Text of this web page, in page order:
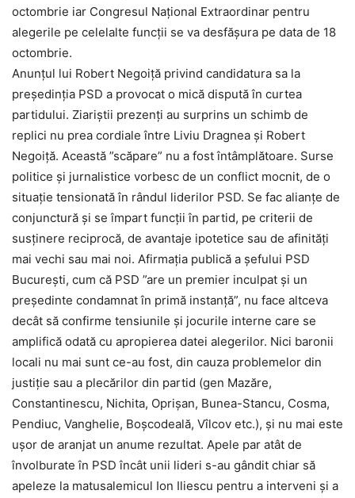
octombrie iar Congresul Național Extraordinar pentru
alegerile pe celelalte funcții se va desfășura pe data de 18
octombrie.
Anunțul lui Robert Negoiță privind candidatura sa la
președinția PSD a provocat o mică dispută în curtea
partidului. Ziariștii prezenți au surprins un schimb de
replici nu prea cordiale între Liviu Dragnea și Robert
Negoiță. Această ”scăpare” nu a fost întâmplătoare. Surse
politice și jurnalistice vorbesc de un conflict mocnit, de o
situație tensionată în rândul liderilor PSD. Se fac alianțe de
conjunctură și se împart funcții în partid, pe criterii de
susținere reciprocă, de avantaje ipotetice sau de afinități
mai vechi sau mai noi. Afirmația publică a șefului PSD
București, cum că PSD ”are un premier inculpat și un
președinte condamnat în primă instanță”, nu face altceva
decât să confirme tensiunile și jocurile interne care se
amplifică odată cu apropierea datei alegerilor. Nici baronii
locali nu mai sunt ce-au fost, din cauza problemelor din
justiție sau a plecărilor din partid (gen Mazăre,
Constantinescu, Nichita, Oprișan, Bunea-Stancu, Cosma,
Pendiuc, Vanghelie, Boșcodeală, Vîlcov etc.), și nu mai este
ușor de aranjat un anume rezultat. Apele par atât de
învolburate în PSD încât unii lideri s-au gândit chiar să
apeleze la matusalemicul Ion Iliescu pentru a interveni și a